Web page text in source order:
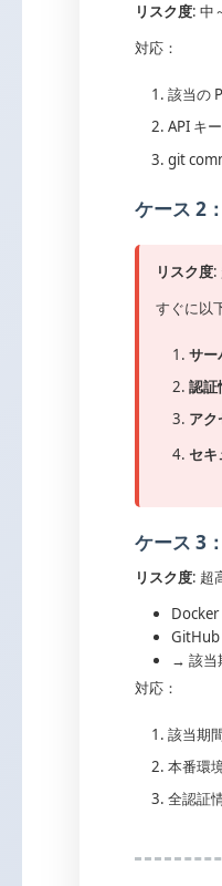
リスク度: 中
対応：
該当の
API キ
git
ケース 2
リスク度:
すぐに以
サー
認証
アク
セキ
ケース 3
リスク度: 超
Docker
GitHub
→ 該当
対応：
該当期
本番環
全認証